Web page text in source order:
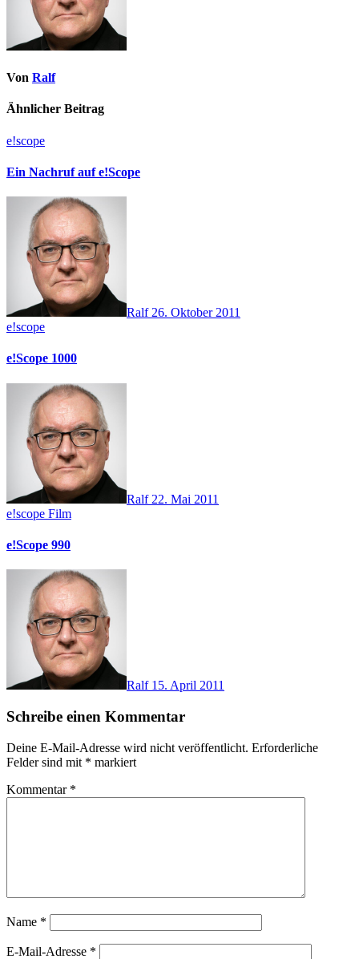
Von Ralf
Ähnlicher Beitrag
e!scope
Ein Nachruf auf e!Scope
Ralf 26. Oktober 2011
e!scope
e!Scope 1000
Ralf 22. Mai 2011
e!scope Film
e!Scope 990
Ralf 15. April 2011
Schreibe einen Kommentar
Deine E-Mail-Adresse wird nicht veröffentlicht. Erforderliche
Felder sind mit * markiert
Kommentar *
Name *
E-Mail-Adresse *